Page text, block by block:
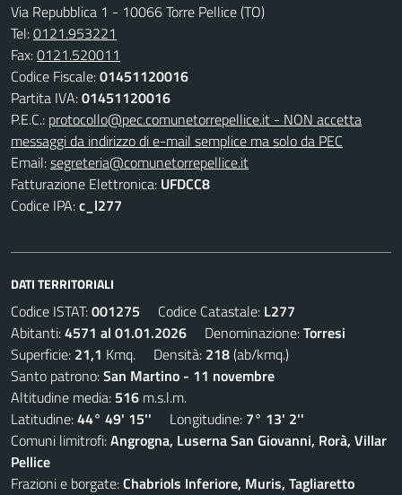
Via Repubblica 1 - 10066 Torre Pellice (TO)
Tel:0121.953221
Fax:0121.520011
Codice Fiscale:01451120016
Partita IVA:01451120016
P.E.C.: protocollo@pec.comunetorrepellice.it - NON accetta
messaggi da indirizzo di e-mail semplice ma solo da PEC
Email:segreteria@comunetorrepellice.it
Fatturazione Elettronica: UFDCC8
Codice IPA:c_l277
DATI TERRITORIALI
Codice ISTAT:001275 Codice Catastale: L277
Abitanti:4571 al 01.01.2026 Denominazione:Torresi
Superficie: 21,1 Kmq. Densità: 218(ab/kmq.)
Santo patrono:San Martino - 11 novembre
Altitudine media: 516 m.s.l.m.
Latitudine:44° 49' 15'' Longitudine: 7° 13' 2''
Comuni limitrofi:Angrogna, Luserna San Giovanni, Rorà, Villar
Pellice
Frazioni e borgate:Chabriols Inferiore, Muris, Tagliaretto